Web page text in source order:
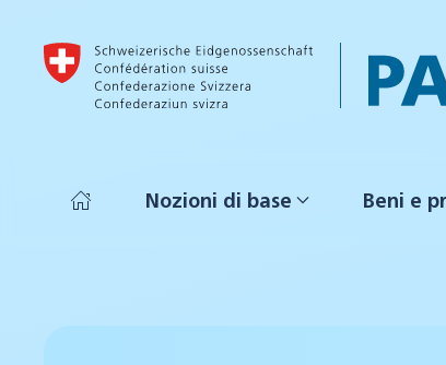
Skip to main content
Nozioni di base Beni e